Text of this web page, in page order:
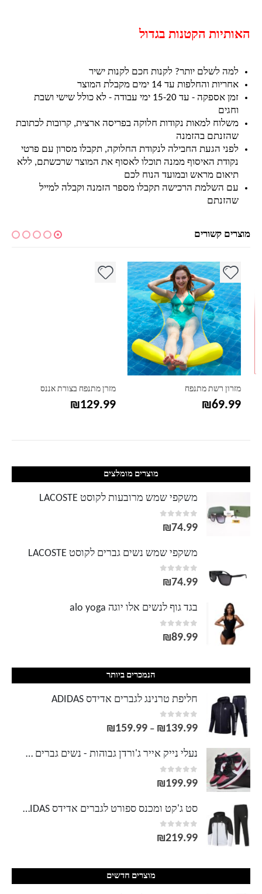
האותיות הקטנות בגדול
למה לשלם יותר? לקנות חכם לקנות ישיר
אחריות והחלפות עד 14 ימים מקבלת המוצר
זמן אספקה - עד 15-20 ימי עבודה - לא כולל שישי ושבת
וחגים
משלוח למאות נקודות חלוקה בפריסה ארצית, קרובות לכתובת
שהזנתם בהזמנה
לפני הגעת החבילה לנקודת החלוקה, תקבלו מסרון עם פרטי
נקודת האיסוף ממנה תוכלו לאסוף את המוצר שרכשתם, ללא
תיאום מראש ובמועד הנוח לכם
עם השלמת הרכישה תקבלו מספר הזמנה וקבלה למייל
שהזנתם
מוצרים קשורים
מזרון רשת מתנפח
₪69.99
מזרן מתנפח בצורת אננס
₪129.99
מוצרים מומלצים
משקפי שמש מרובעות לקוסט LACOSTE
0
out of 5
₪74.99
משקפי שמש נשים גברים לקוסט LACOSTE
0
out of 5
₪74.99
בגד גוף לנשים אלו יוגה alo yoga
0
out of 5
₪89.99
הנמכרים ביותר
חליפת טרנינג לגברים אדידס ADIDAS
0
out of 5
₪139.99
–
₪159.99
נעלי נייק אייר ג'ורדן גבוהות - נשים גברים NIKE AIR JORDAN
0
out of 5
₪199.99
סט ג'קט ומכנס ספורט לגברים אדידס ADIDAS
0
out of 5
₪219.99
מוצרים חדשים